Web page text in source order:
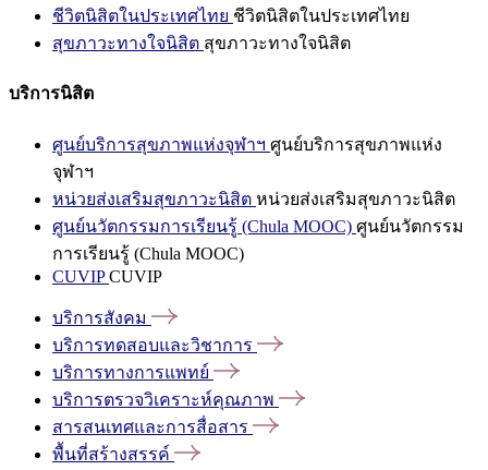
ชีวิตนิสิตในประเทศไทย ชีวิตนิสิตในประเทศไทย
สุขภาวะทางใจนิสิต สุขภาวะทางใจนิสิต
บริการนิสิต
ศูนย์บริการสุขภาพแห่งจุฬาฯ ศูนย์บริการสุขภาพแห่ง
จุฬาฯ
หน่วยส่งเสริมสุขภาวะนิสิต หน่วยส่งเสริมสุขภาวะนิสิต
ศูนย์นวัตกรรมการเรียนรู้ (Chula MOOC) ศูนย์นวัตกรรม
การเรียนรู้ (Chula MOOC)
CUVIPCUVIP
บริการสังคม
บริการทดสอบและวิชาการ
บริการทางการแพทย์
บริการตรวจวิเคราะห์คุณภาพ
สารสนเทศและการสื่อสาร
พื้นที่สร้างสรรค์